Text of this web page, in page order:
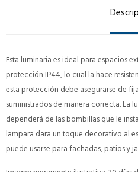
Esta luminaria es ideal para espacios
protección IP44, lo cual la hace
esta protección debe asegurarse de
suministrados de manera correcta. La
dependerá de las bombillas que le
lampara dara un toque decorativo al
puede usarse para fachadas, patios y